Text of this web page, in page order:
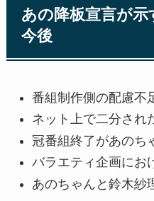
あの降板宣言が示
今後
番組制作側の配慮不
ネット上で二分され
冠番組終了があのち
バラエティ企画にお
あのちゃんと鈴木紗